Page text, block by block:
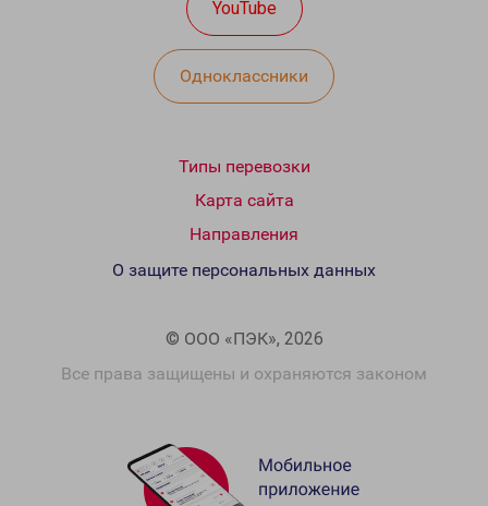
YouTube
Одноклассники
Типы перевозки
Карта сайта
Направления
© ООО «ПЭК», 2026
Все права защищены и охраняются законом
О защите персональных данных